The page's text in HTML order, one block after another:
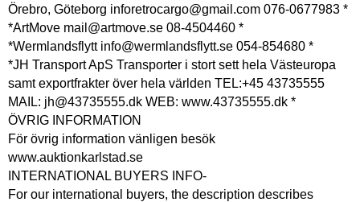
Örebro, Göteborg inforetrocargo@gmail.com 076-0677983 *
*ArtMove mail@artmove.se 08-4504460 *
*Wermlandsflytt info@wermlandsflytt.se 054-854680 *
*JH Transport ApS Transporter i stort sett hela Västeuropa
samt exportfrakter över hela världen TEL:+45 43735555
MAIL: jh@43735555.dk WEB: www.43735555.dk *
ÖVRIG INFORMATION
För övrig information vänligen besök
www.auktionkarlstad.se
INTERNATIONAL BUYERS INFO-
For our international buyers, the description describes